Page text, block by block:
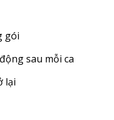
gói
sau mỗi ca
lại